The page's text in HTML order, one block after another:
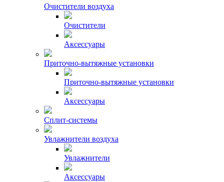
Очистители воздуха
Очистители
Аксессуары
Приточно-вытяжные установки
Приточно-вытяжные установки
Аксессуары
Сплит-системы
Увлажнители воздуха
Увлажнители
Аксессуары